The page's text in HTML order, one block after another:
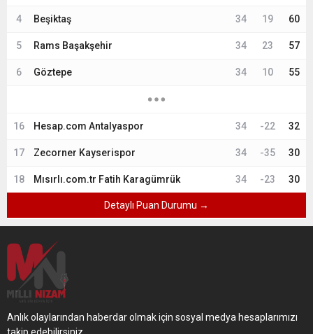
4 Beşiktaş 34 19 60
5 Rams Başakşehir 34 23 57
6 Göztepe 34 10 55
16 Hesap.com Antalyaspor 34 -22 32
17 Zecorner Kayserispor 34 -35 30
18 Mısırlı.com.tr Fatih Karagümrük 34 -23 30
Detaylı Puan Durumu →
Anlık olaylarından haberdar olmak için sosyal medya hesaplarımızı
takip edebilirsiniz.